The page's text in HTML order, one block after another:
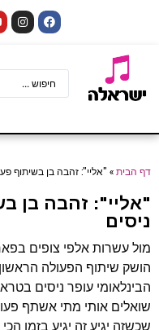
דף הבית» "אליי": זהבה בן בשיתוף
"אליי": זהבה בן
ניסים
מול עשרות אלפי צופים
הושק שיתוף הפעולה
הבינלאומי עופר ניסים
שואלים אותי מתי אשתף
שכשזה יגיע זה יגיע בזמן